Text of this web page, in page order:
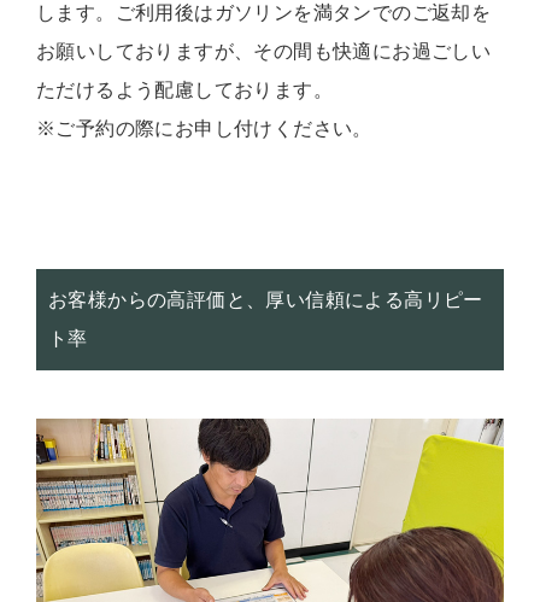
します。ご利用後はガソリンを満タンでのご返却を
お願いしておりますが、その間も快適にお過ごしい
ただけるよう配慮しております。
※ご予約の際にお申し付けください。
お客様からの高評価と、厚い信頼による高リピー
ト率